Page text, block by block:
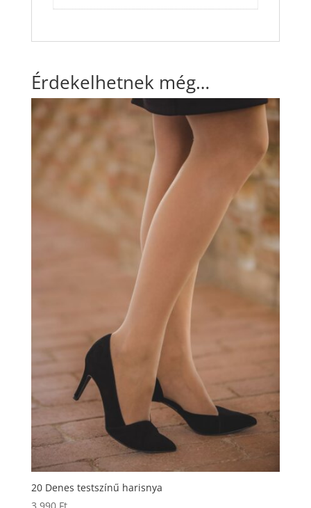
Érdekelhetnek még…
20 Denes testszínű harisnya